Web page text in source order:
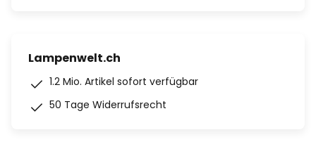
Lampenwelt.ch
1.2 Mio. Artikel sofort verfügbar
50 Tage Widerrufsrecht